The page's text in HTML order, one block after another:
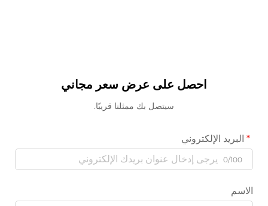
احصل على عرض سعر مجاني
سيتصل بك ممثلنا قريبًا.
البريد الإلكتروني
0/100
الاسم